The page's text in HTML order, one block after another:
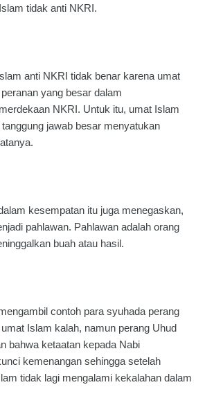
tidak anti NKRI.
anti NKRI tidak benar karena umat
yang besar dalam
NKRI. Untuk itu, umat Islam
jawab besar menyatukan
kesempatan itu juga menegaskan,
pahlawan. Pahlawan adalah orang
buah atau hasil.
contoh para syuhada perang
Islam kalah, namun perang Uhud
bahwa ketaatan kepada Nabi
kemenangan sehingga setelah
tidak lagi mengalami kekalahan dalam